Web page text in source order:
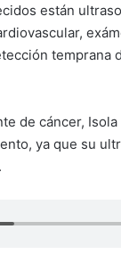
están
temprana
de cáncer,
ya que su